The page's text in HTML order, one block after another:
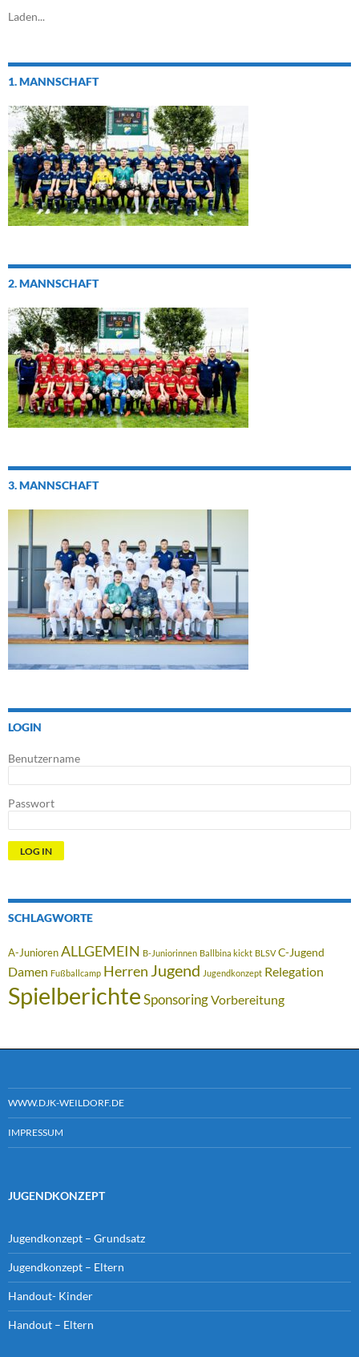
Laden...
1. MANNSCHAFT
2. MANNSCHAFT
3. MANNSCHAFT
LOGIN
Benutzername
Passwort
SCHLAGWORTE
A-Junioren ALLGEMEIN B-Juniorinnen Ballbina kickt BLSV C-Jugend
Damen Fußballcamp Herren Jugend Jugendkonzept Relegation
SpielberichteSponsoringVorbereitung
WWW.DJK-WEILDORF.DE
IMPRESSUM
JUGENDKONZEPT
Jugendkonzept – Grundsatz
Jugendkonzept – Eltern
Handout- Kinder
Handout – Eltern